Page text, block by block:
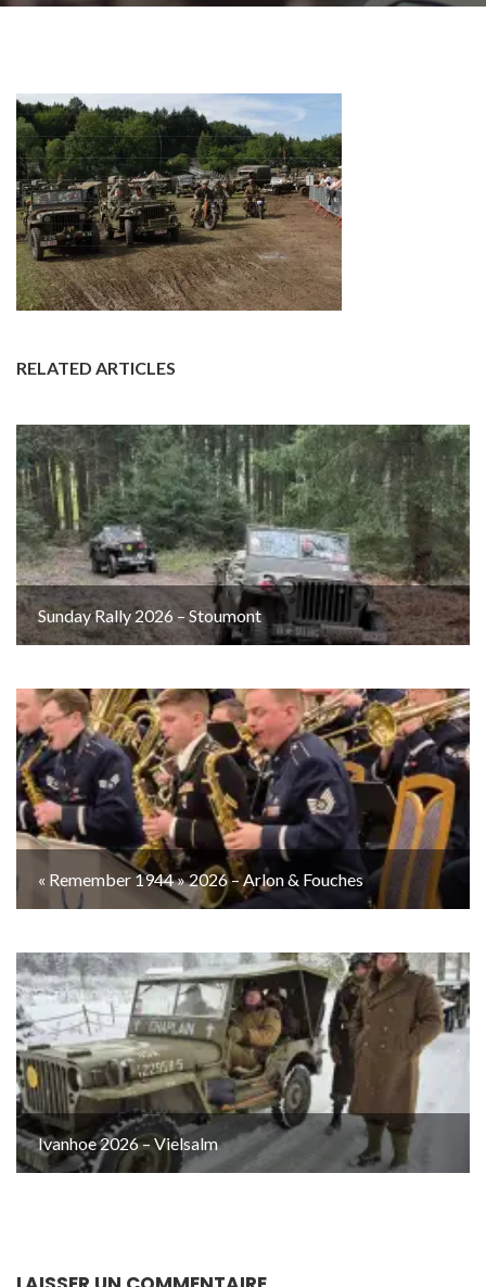
RELATED ARTICLES
Sunday Rally 2026 – Stoumont
« Remember 1944 » 2026 – Arlon & Fouches
Ivanhoe 2026 – Vielsalm